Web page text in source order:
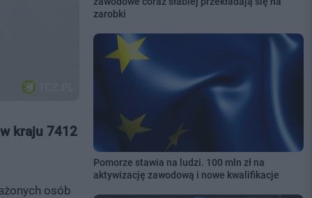
kraju 7412
osób
zarobki
Pomorze stawia na ludzi. 100 mln zł na
aktywizację zawodową i nowe kwalifikacje